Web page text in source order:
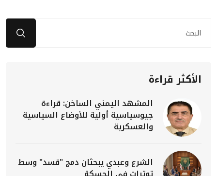
الأكثر قراءة
المشهد اليمني الساخن: قراءة
جيوسياسية أولية للأوضاع السياسية
والعسكرية
الشرع وعبدي يبحثان دمج "قسد" وسط